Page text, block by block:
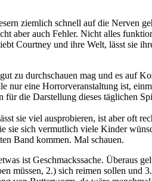
ziemlich schnell auf die Nerven
aber auch Fehler. Nicht alles
Courtney und ihre Welt, lässt sie
zu durchschauen mag und es auf
nur eine Horrorveranstaltung ist,
die Darstellung dieses täglichen
sie viel ausprobieren, ist aber oft
sie sich vermutlich viele Kinder
Band kommen. Mal schauen.
ist Geschmackssache. Überaus
müssen, 2.) sich reimen sollen und